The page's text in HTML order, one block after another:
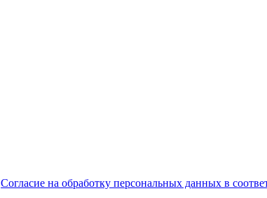
Согласие на обработку персональных данных в